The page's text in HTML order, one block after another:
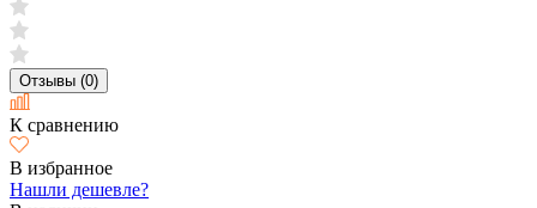
Отзывы (0)
К сравнению
В избранное
Нашли дешевле?